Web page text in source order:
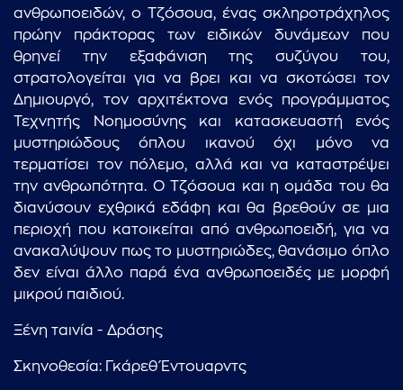
ανθρωποειδών, o Τζόσουα, ένας σκληροτράχηλος
πρώην πράκτορας των ειδικών δυνάμεων που
θρηνεί την εξαφάνιση της συζύγου του,
στρατολογείται για να βρει και να σκοτώσει τον
Δημιουργό, τον αρχιτέκτονα ενός προγράμματος
Τεχνητής Νοημοσύνης και κατασκευαστή ενός
μυστηριώδους όπλου ικανού όχι μόνο να
τερματίσει τον πόλεμο, αλλά και να καταστρέψει
την ανθρωπότητα. Ο Τζόσουα και η ομάδα του θα
διανύσουν εχθρικά εδάφη και θα βρεθούν σε μια
περιοχή που κατοικείται από ανθρωποειδή, για να
ανακαλύψουν πως το μυστηριώδες, θανάσιμο όπλο
δεν είναι άλλο παρά ένα ανθρωποειδές με μορφή
μικρού παιδιού.
Ξένη ταινία - Δράσης
Σκηνοθεσία: Γκάρεθ Έντουαρντς